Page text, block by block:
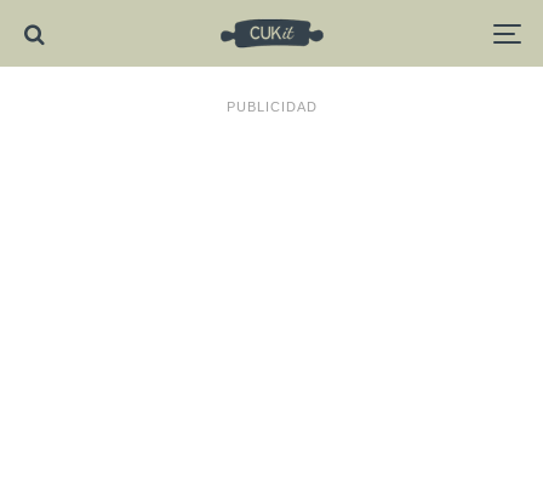
PUBLICIDAD